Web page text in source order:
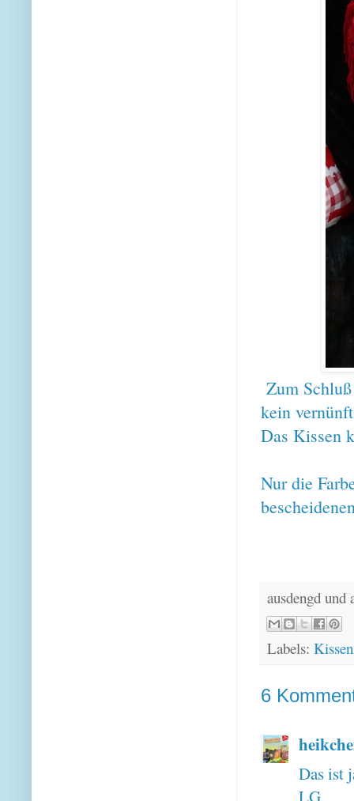
Zum
kein
Das Kissen
Nur die
ausdengd
Labels: Kissen
6
Das ist
LG